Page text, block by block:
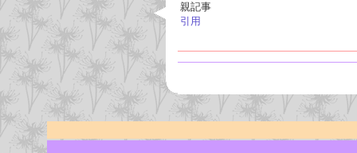
親記事
引用